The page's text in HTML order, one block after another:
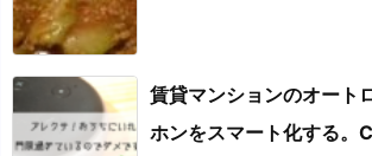
賃貸マンションのオート
ホンをスマート化する。